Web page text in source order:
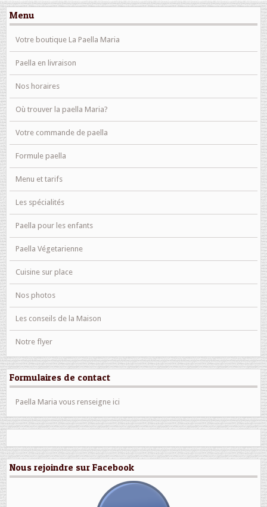
Menu
Votre boutique La Paella Maria
Paella en livraison
Nos horaires
Où trouver la paella Maria?
Votre commande de paella
Formule paella
Menu et tarifs
Les spécialités
Paella pour les enfants
Paella Végetarienne
Cuisine sur place
Nos photos
Les conseils de la Maison
Notre flyer
Formulaires de contact
Paella Maria vous renseigne ici
Nous rejoindre sur Facebook